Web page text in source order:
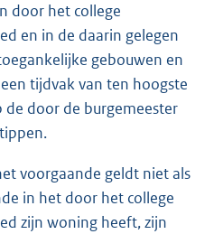
door het college
en in de daarin gelegen
gebouwen en
tijdvak van ten hoogste
de door de burgemeester
voorgaande geldt niet als
in het door het college
zijn woning heeft, zijn